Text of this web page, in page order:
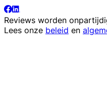
Reviews worden
Lees onze beleid en